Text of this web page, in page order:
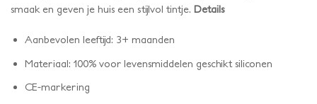
smaak en geven je huis een stijlvol tintje. Details
Aanbevolen leeftijd: 3+ maanden
Materiaal: 100% voor levensmiddelen geschikt siliconen
CE-markering